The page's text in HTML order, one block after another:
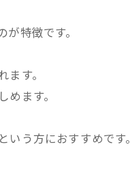
特徴です。
す。
ます。
う方におすすめです。